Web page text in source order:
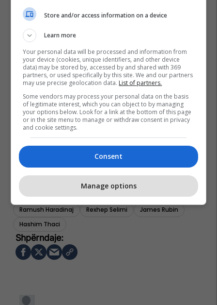
Gjykata Speciale Jakup Krasniqi
Kadri Veseli
Ramush Haradinaj
Rexhep Selimi
James Rubin
Hashim Thaci
Store and/or access information on a device
Learn more
Your personal data will be processed and information from
your device (cookies, unique identifiers, and other device
data) may be stored by, accessed by and shared with 369
partners, or used specifically by this site. We and our partners
may use precise geolocation data. List of partners.
Some vendors may process your personal data on the basis
of legitimate interest, which you can object to by managing
your options below. Look for a link at the bottom of this page
or in the site menu to manage or withdraw consent in privacy
and cookie settings.
Consent
Manage options